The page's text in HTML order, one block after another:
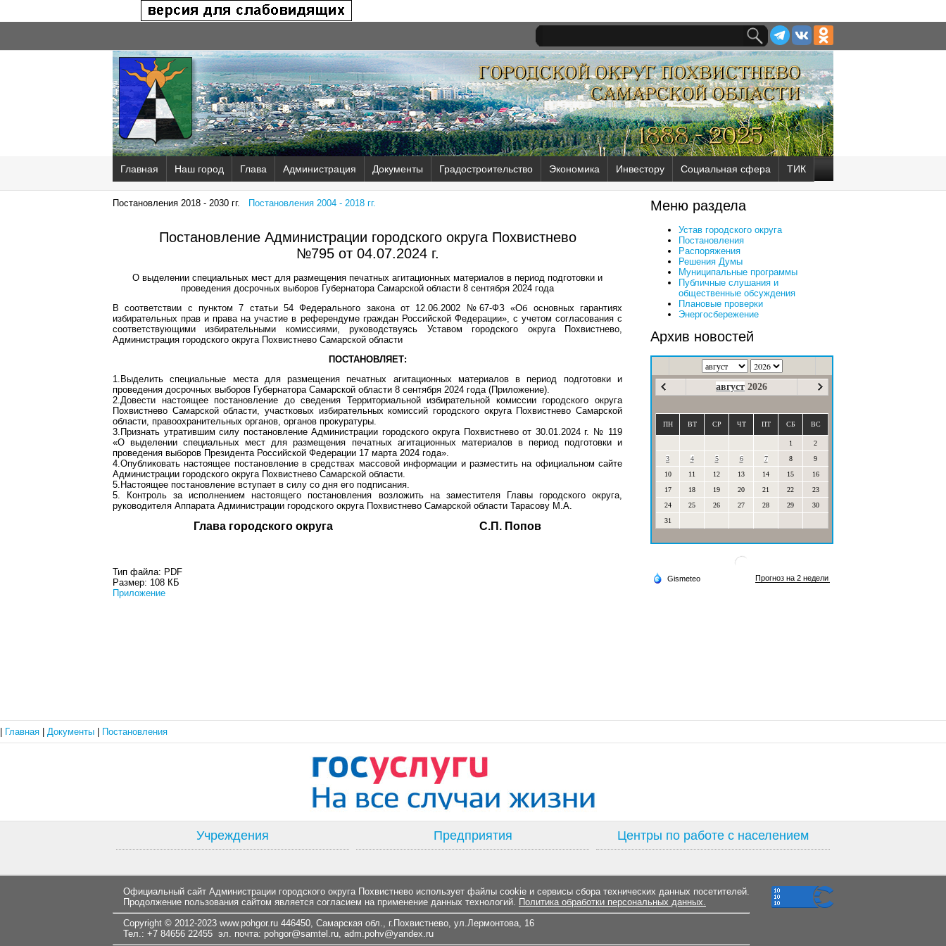
Главная Наш город Глава Администрация Документы Градостроительство Экономика Инвестору Социальная сфера ТИК
Постановления 2018 - 2030 гг. Постановления 2004 - 2018 гг.
Постановление Администрации городского округа Похвистнево
№795 от 04.07.2024 г.
О выделении специальных мест для размещения печатных агитационных материалов в период подготовки и
проведения досрочных выборов Губернатора Самарской области 8 сентября 2024 года
В соответствии с пунктом 7 статьи 54 Федерального закона от 12.06.2002 №67-ФЗ «Об основных гарантиях
избирательных прав и права на участие в референдуме граждан Российской Федерации», с учетом согласования с
соответствующими избирательными комиссиями, руководствуясь Уставом городского округа Похвистнево,
Администрация городского округа Похвистнево Самарской области
ПОСТАНОВЛЯЕТ:
1.Выделить специальные места для размещения печатных агитационных материалов в период подготовки и
проведения досрочных выборов Губернатора Самарской области 8 сентября 2024 года (Приложение).
2.Довести настоящее постановление до сведения Территориальной избирательной комиссии городского округа
Похвистнево Самарской области, участковых избирательных комиссий городского округа Похвистнево Самарской
области, правоохранительных органов, органов прокуратуры.
3.Признать утратившим силу постановление Администрации городского округа Похвистнево от 30.01.2024 г. № 119
«О выделении специальных мест для размещения печатных агитационных материалов в период подготовки и
проведения выборов Президента Российской Федерации 17 марта 2024 года».
4.Опубликовать настоящее постановление в средствах массовой информации и разместить на официальном сайте
Администрации городского округа Похвистнево Самарской области.
5.Настоящее постановление вступает в силу со дня его подписания.
5. Контроль за исполнением настоящего постановления возложить на заместителя Главы городского округа,
руководителя Аппарата Администрации городского округа Похвистнево Самарской области Тарасову М.А.
Глава городского округа С.П. Попов
Тип файла: PDF
Размер: 108 КБ
Приложение
Меню раздела
Устав городского округа
Постановления
Распоряжения
Решения Думы
Муниципальные программы
Публичные слушания и
общественные обсуждения
Плановые проверки
Энергосбережение
Архив новостей
август 2026
ПН ВТ СР ЧТ ПТ СБ ВС
1
2
3
4 5 6 7 8
9
10
11 12 13 14 15
16
17
18 19 20 21 22
23
24
25 26 27 28 29
30
31
Главная Документы Постановления
Учреждения Предприятия Центры по работе с населением
Официальный сайт Администрации городского округа Похвистнево использует файлы cookie и сервисы сбора технических данных посетителей.
Продолжение пользования сайтом является согласием на применение данных технологий. Политика обработки персональных данных.
Copyright © 2012-2023 www.pohgor.ru 446450, Самарская обл., г.Похвистнево, ул.Лермонтова, 16
Тел.: +7 84656 22455 эл. почта: pohgor@samtel.ru, adm.pohv@yandex.ru